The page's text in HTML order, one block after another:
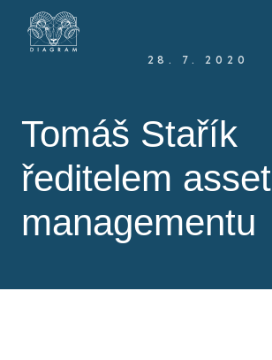
28. 7. 2020
Tomáš Stařík
ředitelem asset
managementu